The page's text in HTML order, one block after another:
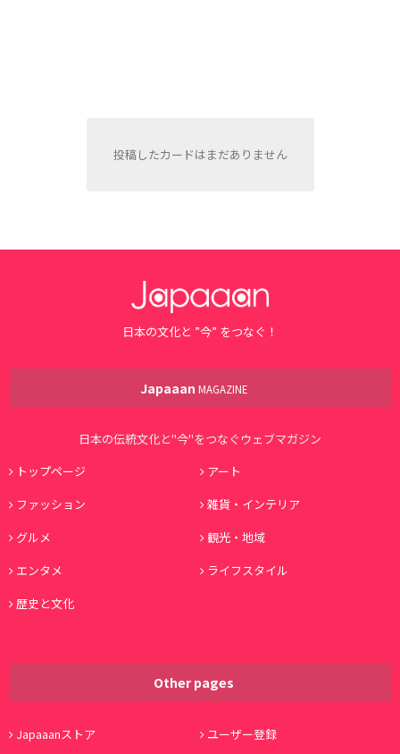
投稿したカードはまだありません
日本の文化と ”今” をつなぐ！
Japaaan MAGAZINE
日本の伝統文化と"今"をつなぐウェブマガジン
トップページ
アート
ファッション
雑貨・インテリア
グルメ
観光・地域
エンタメ
ライフスタイル
歴史と文化
Other pages
Japaaanストア ユーザー登録